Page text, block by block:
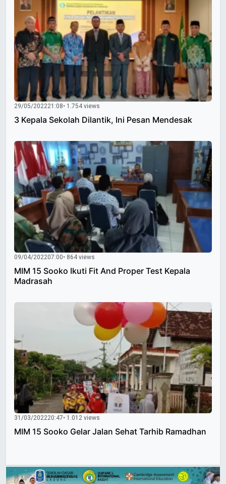
29/05/202221:08• 1.754 views
3 Kepala Sekolah Dilantik, Ini Pesan Mendesak
09/04/202207:00• 864 views
MIM 15 Sooko Ikuti Fit And Proper Test Kepala
Madrasah
31/03/202220:47• 1.012 views
MIM 15 Sooko Gelar Jalan Sehat Tarhib Ramadhan